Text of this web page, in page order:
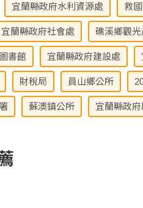
宜蘭縣政府水利資源處 救
宜蘭縣政府社會處 礁溪鄉觀
書館 宜蘭縣政府建設處
財稅局 員山鄉公所
蘇澳鎮公所 宜蘭縣政